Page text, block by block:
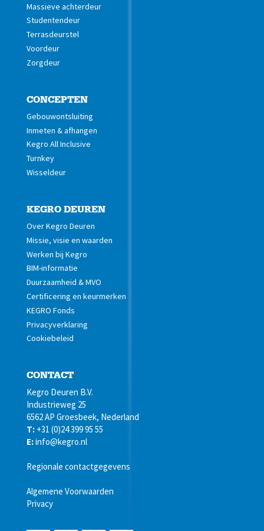
Massieve achterdeur
Studentendeur
Terrasdeurstel
Voordeur
Zorgdeur
CONCEPTEN
Gebouwontsluiting
Inmeten & afhangen
Kegro All Inclusive
Turnkey
Wisseldeur
KEGRO DEUREN
Over Kegro Deuren
Missie, visie en waarden
Werken bij Kegro
BIM-informatie
Duurzaamheid & MVO
Certificering en keurmerken
KEGRO Fonds
Privacyverklaring
Cookiebeleid
CONTACT
Kegro Deuren B.V.
Industrieweg 25
6562 AP Groesbeek, Nederland
T: +31 (0)24 399 95 55
E:info@kegro.nl
Regionale contactgegevens
Algemene Voorwaarden
Privacy